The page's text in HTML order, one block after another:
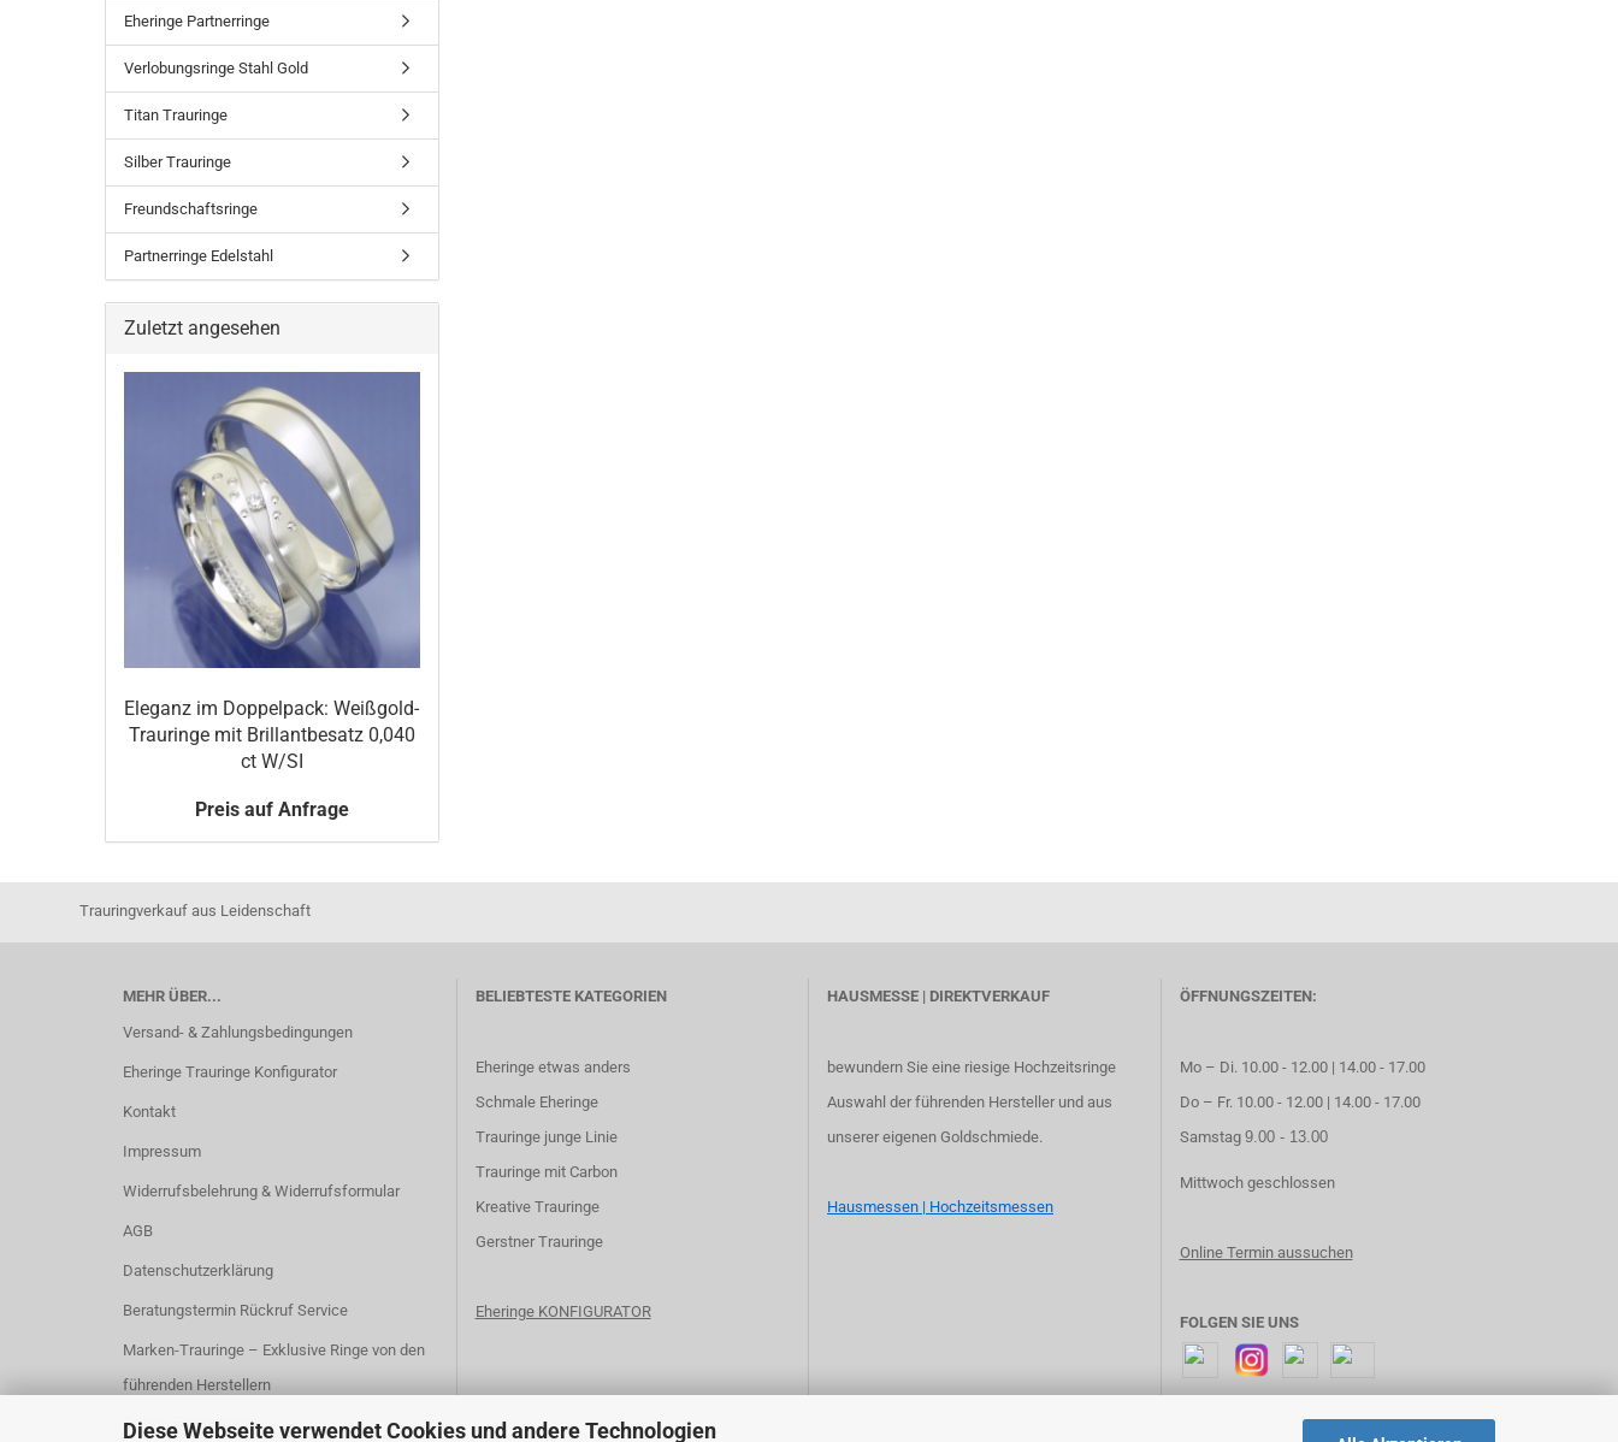
Diese Webseite verwendet Cookies und andere Technologien
Eheringe Partnerringe
Verlobungsringe Stahl Gold
Titan Trauringe
Silber Trauringe
Freundschaftsringe
Partnerringe Edelstahl
Zuletzt angesehen
Eleganz im Doppelpack: Weißgold-
Trauringe mit Brillantbesatz 0,040
ct W/SI
Preis auf Anfrage
Trauringverkauf aus Leidenschaft
MEHR ÜBER...
Versand- & Zahlungsbedingungen
Eheringe Trauringe Konfigurator
Kontakt
Impressum
Widerrufsbelehrung & Widerrufsformular
AGB
Datenschutzerklärung
Beratungstermin Rückruf Service
Marken-Trauringe – Exklusive Ringe von den
führenden Herstellern
Cookie Einstellungen
BELIEBTESTE KATEGORIEN
Eheringe etwas anders
Schmale Eheringe
Trauringe junge Linie
Trauringe mit Carbon
Kreative Trauringe
Gerstner Trauringe
Eheringe KONFIGURATOR
HAUSMESSE | DIREKTVERKAUF
bewundern Sie eine riesige Hochzeitsringe
Auswahl der führenden Hersteller und aus
unserer eigenen Goldschmiede.
Hausmessen | Hochzeitsmessen
ÖFFNUNGSZEITEN:
Mo – Di. 10.00 - 12.00 | 14.00 - 17.00
Do – Fr. 10.00 - 12.00 | 14.00 - 17.00
Samstag 9.00 - 13.00
Mittwoch geschlossen
Online Termin aussuchen
FOLGEN SIE UNS